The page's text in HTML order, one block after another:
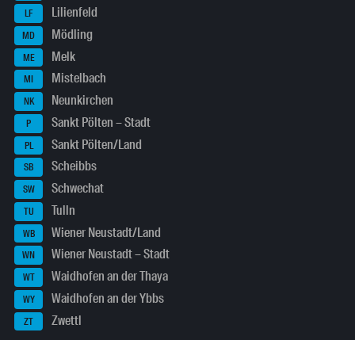
LF Lilienfeld
MD Mödling
ME Melk
MI Mistelbach
NK Neunkirchen
P Sankt Pölten – Stadt
PL Sankt Pölten/Land
SB Scheibbs
SW Schwechat
TU Tulln
WB Wiener Neustadt/Land
WN Wiener Neustadt – Stadt
WT Waidhofen an der Thaya
WY Waidhofen an der Ybbs
ZT Zwettl